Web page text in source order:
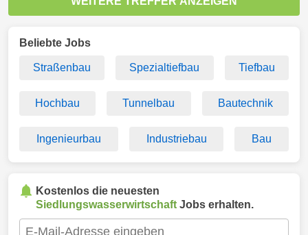
Beliebte Jobs
Straßenbau Spezialtiefbau Tiefbau
Hochbau Tunnelbau Bautechnik
Ingenieurbau Industriebau Bau
Kostenlos die neuesten
Siedlungswasserwirtschaft Jobs erhalten.